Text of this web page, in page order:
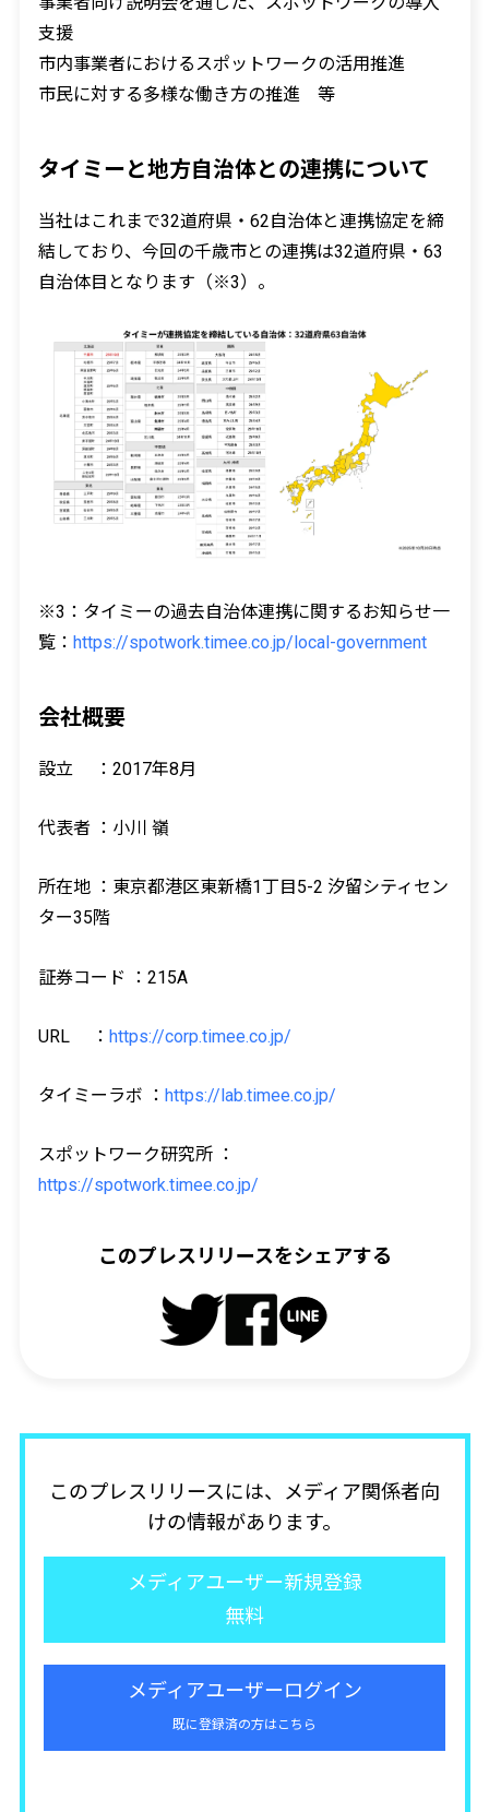
支援
市内事業者におけるスポットワークの活用推進
市民に対する多様な働き方の推進 等
タイミーと地方自治体との連携について
当社はこれまで32道府県・62自治体と連携協定を締
結しており、今回の千歳市との連携は32道府県・63
自治体目となります（※3）。
※3：タイミーの過去自治体連携に関するお知らせ一
覧： https://spotwork.timee.co.jp/local-government
会社概要
設立 ：2017年8月
代表者 ：小川 嶺
所在地 ：東京都港区東新橋1丁目5-2 汐留シティセン
ター35階
証券コード ：215A
URL ： https://corp.timee.co.jp/
タイミーラボ ： https://lab.timee.co.jp/
スポットワーク研究所 ：
https://spotwork.timee.co.jp/
このプレスリリースをシェアする
このプレスリリースには、メディア関係者向
けの情報があります。
メディアユーザー新規登録
無料
メディアユーザーログイン
既に登録済の方はこちら